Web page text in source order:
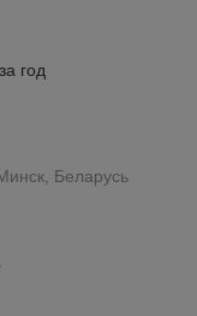
год
Беларусь